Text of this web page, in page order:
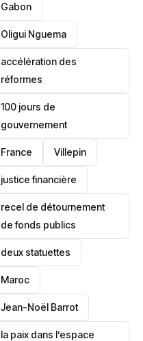
Gabon
Oligui Nguema
accélération des
réformes
100 jours de
gouvernement
France Villepin
justice financière
recel de détournement
de fonds publics
deux statuettes
Maroc
Jean-Noël Barrot
la paix dans l’espace